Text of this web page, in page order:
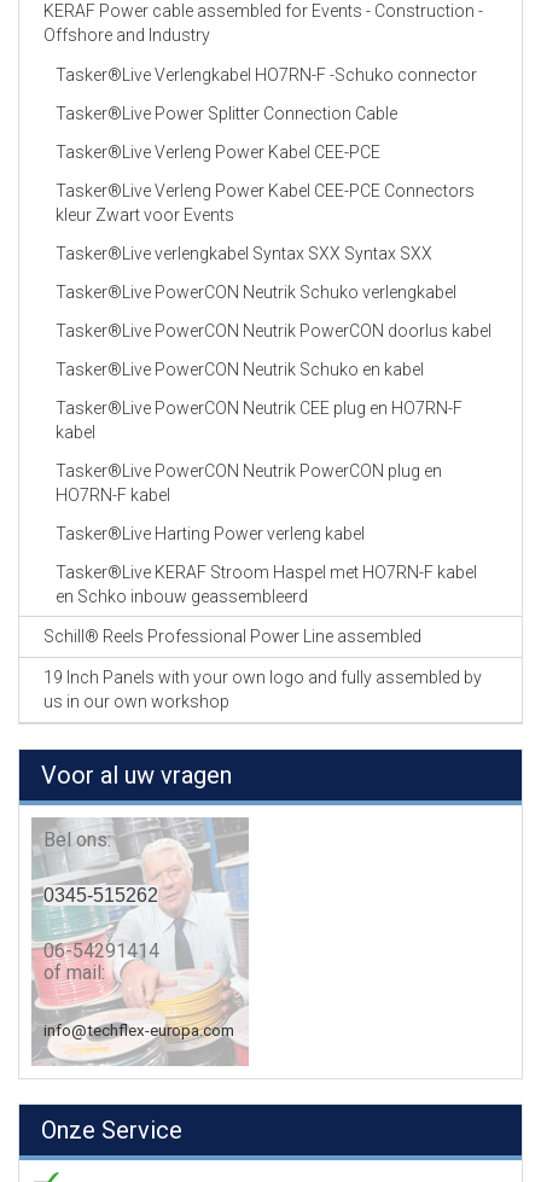
KERAF Power cable assembled for Events - Construction -
Offshore and Industry
Tasker®Live Verlengkabel HO7RN-F -Schuko connector
Tasker®Live Power Splitter Connection Cable
Tasker®Live Verleng Power Kabel CEE-PCE
Tasker®Live Verleng Power Kabel CEE-PCE Connectors
kleur Zwart voor Events
Tasker®Live verlengkabel Syntax SXX Syntax SXX
Tasker®Live PowerCON Neutrik Schuko verlengkabel
Tasker®Live PowerCON Neutrik PowerCON doorlus kabel
Tasker®Live PowerCON Neutrik Schuko en kabel
Tasker®Live PowerCON Neutrik CEE plug en HO7RN-F
kabel
Tasker®Live PowerCON Neutrik PowerCON plug en
HO7RN-F kabel
Tasker®Live Harting Power verleng kabel
Tasker®Live KERAF Stroom Haspel met HO7RN-F kabel
en Schko inbouw geassembleerd
Schill® Reels Professional Power Line assembled
19 Inch Panels with your own logo and fully assembled by
us in our own workshop
Voor al uw vragen
Bel ons:
0345-515262
06-54291414
of mail:
info@techflex-europa.com
Onze Service